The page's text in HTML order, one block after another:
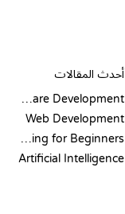
أحدث المقالات
Software Development
Web Development
Coding for Beginners
Artificial Intelligence